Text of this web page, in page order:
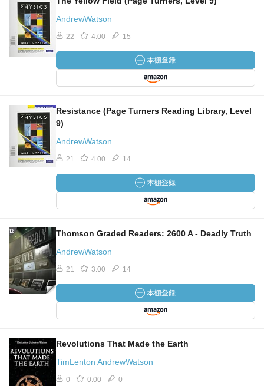
AndrewWatson
22 4.00 15
Resistance (Page Turners Reading Library, Level
9)
AndrewWatson
21 4.00 14
Thomson Graded Readers: 2600 A - Deadly Truth
AndrewWatson
21 3.00 14
Revolutions That Made the Earth
TimLenton AndrewWatson
0 0.00 0